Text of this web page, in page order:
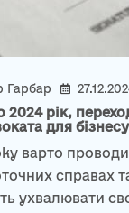
Гарбар
2024 рік,
для бізнесу
варто
справах
ухвалювати